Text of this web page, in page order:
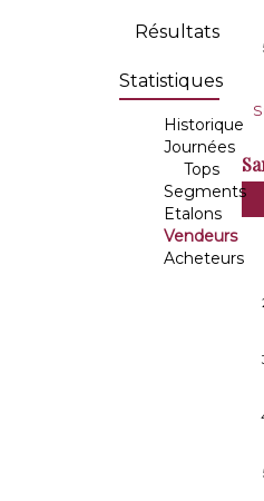
Résultats
Statistiques
Historique
Journées
Tops
Segments
Etalons
Vendeurs
Acheteurs